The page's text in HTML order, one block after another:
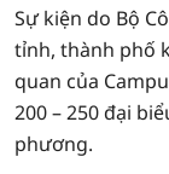
Sự kiện do Bộ
tỉnh, thành phố
quan của
200 – 250 đại
phương.